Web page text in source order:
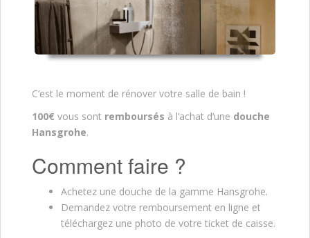
C’est le moment de rénover votre salle de bain !
100€ vous sont remboursés à l’achat d’une douche
Hansgrohe.
Comment faire ?
Achetez une douche de la gamme Hansgrohe.
Demandez votre remboursement en ligne et
téléchargez une photo de votre ticket de caisse.